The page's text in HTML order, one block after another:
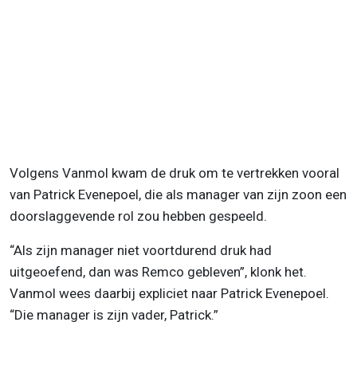
Volgens Vanmol kwam de druk om te vertrekken vooral
van Patrick Evenepoel, die als manager van zijn zoon een
doorslaggevende rol zou hebben gespeeld.
“Als zijn manager niet voortdurend druk had
uitgeoefend, dan was Remco gebleven”, klonk het.
Vanmol wees daarbij expliciet naar Patrick Evenepoel.
“Die manager is zijn vader, Patrick.”